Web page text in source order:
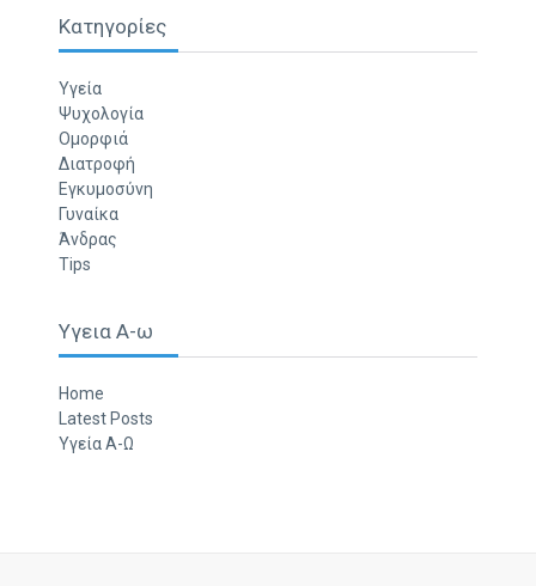
Κατηγορίες
Υγεία
Ψυχολογία
Ομορφιά
Διατροφή
Εγκυμοσύνη
Γυναίκα
Άνδρας
Tips
Υγεια Α-ω
Home
Latest Posts
Υγεία Α-Ω